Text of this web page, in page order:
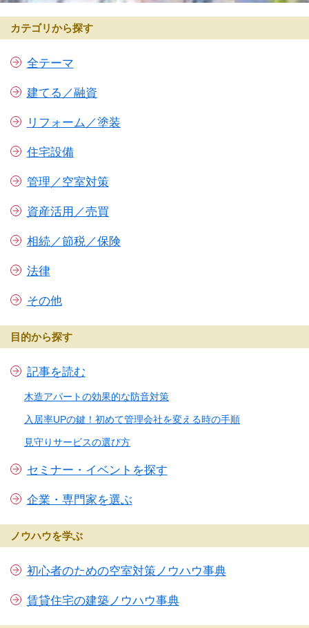
カテゴリから探す
全テーマ
建てる／融資
リフォーム／塗装
住宅設備
管理／空室対策
資産活用／売買
相続／節税／保険
法律
その他
目的から探す
記事を読む
木造アパートの効果的な防音対策
入居率UPの鍵！初めて管理会社を変える時の手順
見守りサービスの選び方
セミナー・イベントを探す
企業・専門家を選ぶ
ノウハウを学ぶ
初心者のための空室対策ノウハウ事典
賃貸住宅の建築ノウハウ事典